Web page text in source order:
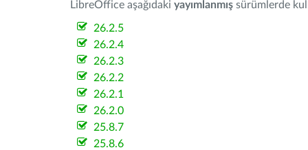
LibreOffice aşağıdaki yayımlanmış sürümlerde
26.2.5
26.2.4
26.2.3
26.2.2
26.2.1
26.2.0
25.8.7
25.8.6